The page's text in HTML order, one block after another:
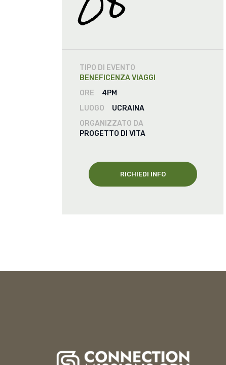
TIPO DI EVENTO
BENEFICENZAVIAGGI
ORE
4PM
LUOGO
UCRAINA
ORGANIZZATO DA
PROGETTO DI VITA
RICHIEDI INFO